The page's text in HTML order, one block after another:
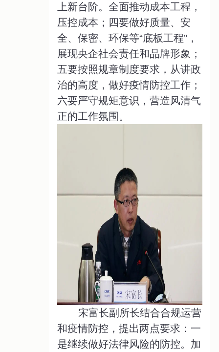
上新台阶。全面推动成本工程，
压控成本；四要做好质量、安
全、保密、环保等“底板工程”，
展现央企社会责任和品牌形象；
五要按照规章制度要求，从讲政
治的高度，做好疫情防控工作；
六要严守规矩意识，营造风清气
正的工作氛围。
宋富长副所长结合合规运营
和疫情防控，提出两点要求：一
是继续做好法律风险的防控。加